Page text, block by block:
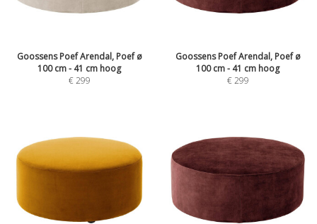
Goossens Poef Arendal, Poef ø
100 cm - 41 cm hoog
€299
Goossens Poef Arendal, Poef ø
100 cm - 41 cm hoog
€299